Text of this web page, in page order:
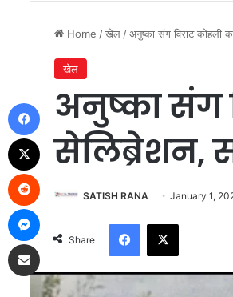
Home /खेल /अनुष्का संग विराट कोहली
खेल
अनुष्का संग
सेलिब्रेशन,
SATISH RANA January 1,
Share
Facebook
X
Facebook
Share via Email